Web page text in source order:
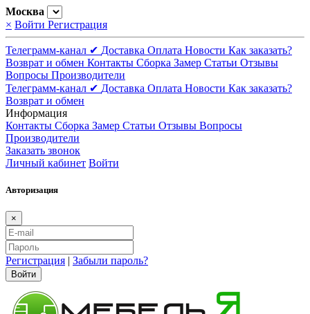
Москва
× Войти Регистрация
Телеграмм-канал ✔ Доставка Оплата Новости Как заказать?
Возврат и обмен Контакты Сборка Замер Статьи Отзывы
Вопросы Производители
Телеграмм-канал ✔ Доставка Оплата Новости Как заказать?
Возврат и обмен
Информация
Контакты Сборка Замер Статьи Отзывы Вопросы
Производители
Заказать звонок
Личный кабинет Войти
Авторизация
×
Регистрация | Забыли пароль?
Войти